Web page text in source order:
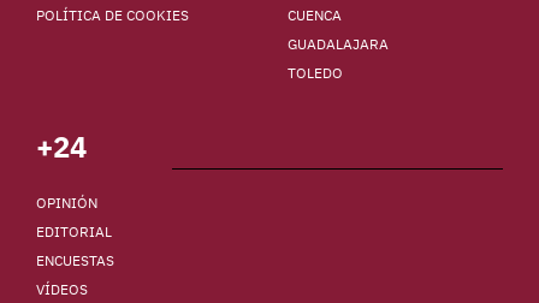
POLÍTICA DE COOKIES
CUENCA
GUADALAJARA
TOLEDO
+24
OPINIÓN
EDITORIAL
ENCUESTAS
VÍDEOS